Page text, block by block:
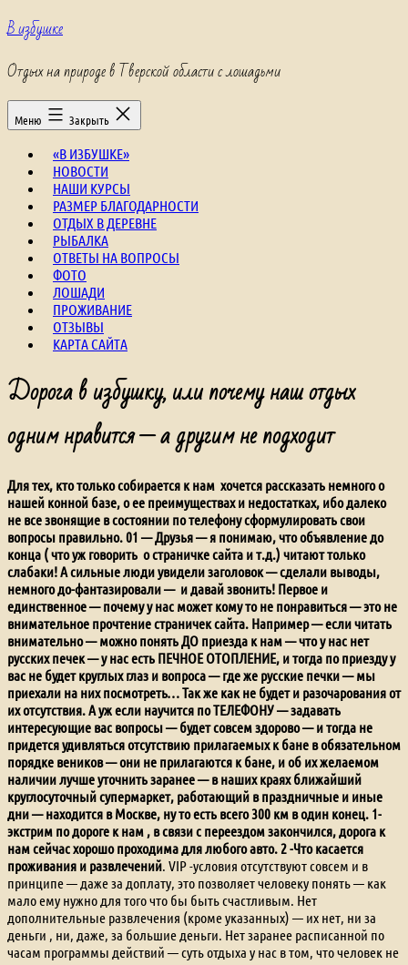
Перейти
к
В избушке
Отдых на природе в Тверской области с лошадьми
Меню Закрыть
«В ИЗБУШКЕ»
НОВОСТИ
НАШИ КУРСЫ
РАЗМЕР БЛАГОДАРНОСТИ
ОТДЫХ В ДЕРЕВНЕ
РЫБАЛКА
ОТВЕТЫ НА ВОПРОСЫ
ФОТО
ЛОШАДИ
ПРОЖИВАНИЕ
ОТЗЫВЫ
КАРТА САЙТА
Дорога в избушку, или почему наш отдых
одним нравится — а другим не подходит
Для тех, кто только собирается к нам хочется рассказать немного о
нашей конной базе, о ее преимуществах и недостатках, ибо далеко
не все звонящие в состоянии по телефону сформулировать свои
вопросы правильно.01 — Друзья — я понимаю, что объявление до
конца ( что уж говорить о страничке сайта и т.д.) читают только
слабаки! А сильные люди увидели заголовок — сделали выводы,
немного до-фантазировали — и давай звонить! Первое и
единственное — почему у нас может кому то не понравиться — это не
внимательное прочтение страничек сайта. Например — если читать
внимательно — можно понять ДО приезда к нам — что у нас нет
русских печек — у нас есть ПЕЧНОЕ ОТОПЛЕНИЕ, и тогда по приезду у
вас не будет круглых глаз и вопроса — где же русские печки — мы
приехали на них посмотреть… Так же как не будет и разочарования от
их отсутствия. А уж если научится по ТЕЛЕФОНУ — задавать
интересующие вас вопросы — будет совсем здорово — и тогда не
придется удивляться отсутствию прилагаемых к бане в обязательном
порядке веников — они не прилагаются к бане, и об их желаемом
наличии лучше уточнить заранее — в наших краях ближайший
круглосуточный супермаркет, работающий в праздничные и иные
дни — находится в Москве, ну то есть всего 300 км в один конец. 1-
экстрим по дороге к нам , в связи с переездом закончился, дорога к
нам сейчас хорошо проходима для любого авто.2 -Что касается
проживания и развлечений. VIP -условия отсутствуют совсем и в
принципе — даже за доплату, это позволяет человеку понять — как
мало ему нужно для того что бы быть счастливым. Нет
дополнительные развлечения (кроме указанных) — их нет, ни за
деньги , ни, даже, за большие деньги. Нет заранее расписанной по
часам программы действий — суть отдыха у нас в том, что человек не